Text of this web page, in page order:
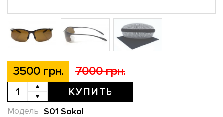
3500 грн. 7000 грн.
КУПИТЬ
S01 Sokol
Модель